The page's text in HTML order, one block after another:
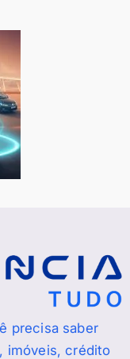
precisa saber
imóveis, crédito